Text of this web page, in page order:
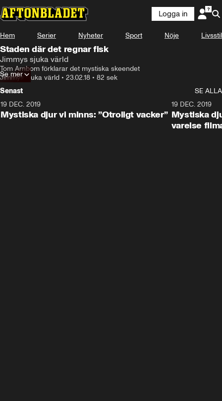
Logga in
Hem Serier Nyheter Sport Nöje Livsstil
Staden där det regnar fisk
Jimmys sjuka värld
Tom Arnbom förklarar det mystiska skeendet
Jimmys sjuka värld • 23.02.18 • 82 sek
Se mer
Senast
SE ALLA
19 DEC. 2019
Mystiska djur vi minns: ”Otroligt vacker”
19 DEC. 2019
Mystiska
varelse